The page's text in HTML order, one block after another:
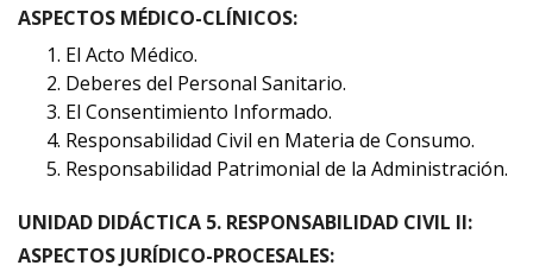
ASPECTOS MÉDICO-CLÍNICOS:
El Acto Médico.
Deberes del Personal Sanitario.
El Consentimiento Informado.
Responsabilidad Civil en Materia de Consumo.
Responsabilidad Patrimonial de la Administración.
UNIDAD DIDÁCTICA 5. RESPONSABILIDAD CIVIL II:
ASPECTOS JURÍDICO-PROCESALES: